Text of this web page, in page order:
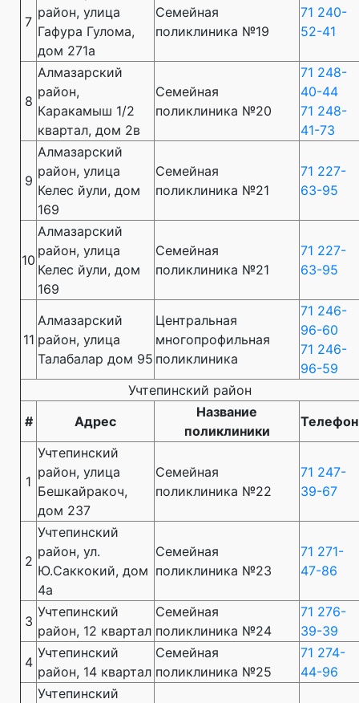
7
район, улица
Гафура Гулома,
дом 271а
Семейная
поликлиника №19
71 240-
52-41
8
Алмазарский
район,
Каракамыш 1/2
квартал, дом 2в
Семейная
поликлиника №20
71 248-
40-44
71 248-
41-73
9
Алмазарский
район, улица
Келес йули, дом
169
Семейная
поликлиника №21
71 227-
63-95
10
Алмазарский
район, улица
Келес йули, дом
169
Семейная
поликлиника №21
71 227-
63-95
11
Алмазарский
район, улица
Талабалар дом 95
Центральная
многопрофильная
поликлиника
71 246-
96-60
71 246-
96-59
Учтепинский район
#
Адрес
Название
поликлиники
Телефон
1
Учтепинский
район, улица
Бешкайракоч,
дом 237
Семейная
поликлиника №22
71 247-
39-67
2
Учтепинский
район, ул.
Ю.Саккокий, дом
4а
Семейная
поликлиника №23
71 271-
47-86
3
Учтепинский
район, 12 квартал
Семейная
поликлиника №24
71 276-
39-39
4
Учтепинский
район, 14 квартал
Семейная
поликлиника №25
71 274-
44-96
Учтепинский